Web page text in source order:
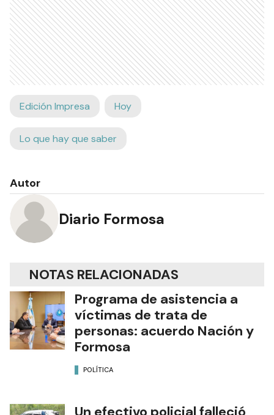
Edición Impresa
Autor
NOTAS RELACIONADAS
Programa de asistencia a
víctimas de trata de
personas: acuerdo Nación y
Formosa